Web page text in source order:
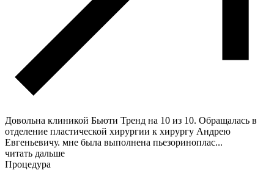
Довольна клиникой Бьюти Тренд на 10 из 10. Обращалась в
отделение пластической хирургии к хирургу Андрею
Евгеньевичу. мне была выполнена пьезориноплас...
читать дальше
Процедура